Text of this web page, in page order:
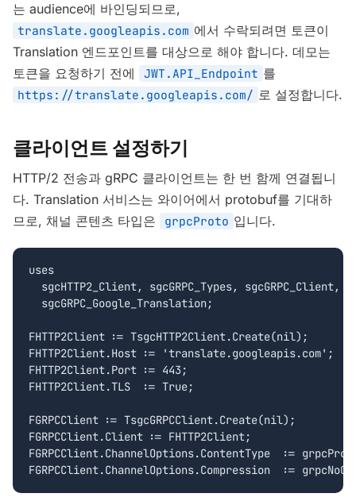
는 audience에 바인딩되므로,
translate.googleapis.com 에서 수락되려면 토큰이
Translation 엔드포인트를 대상으로 해야 합니다. 데모는
토큰을 요청하기 전에
JWT.API_Endpoint 를
https://translate.googleapis.com/ 로 설정합니다.
클라이언트 설정하기
HTTP/2 전송과 gRPC 클라이언트는 한 번 함께 연결됩니
다. Translation 서비스는 와이어에서 protobuf를 기대하
므로, 채널 콘텐츠 타입은
grpcProto 입니다.
uses
  sgcHTTP2_Client, sgcGRPC_Types, sgcGRPC_Client,
  sgcGRPC_Google_Translation;
FHTTP2Client := TsgcHTTP2Client.Create(nil);
FHTTP2Client.Host := 'translate.googleapis.com';
FHTTP2Client.Port := 443;
FHTTP2Client.TLS  := True;
FGRPCClient := TsgcGRPCClient.Create(nil);
FGRPCClient.Client := FHTTP2Client;
FGRPCClient.ChannelOptions.ContentType  :=
FGRPCClient.ChannelOptions.Compression  :=